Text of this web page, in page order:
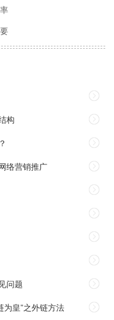
构
络营销推广
问题
为皇”之外链方法